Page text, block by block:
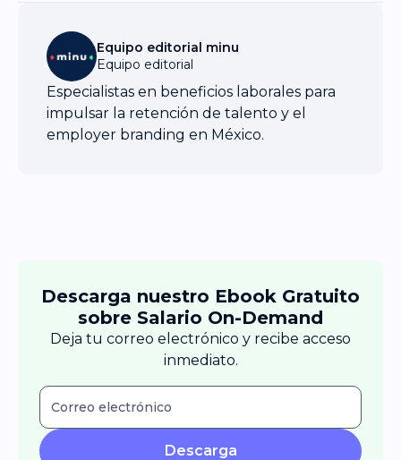
Equipo editorial minu
Equipo editorial
Especialistas en beneficios laborales para
impulsar la retención de talento y el
employer branding en México.
Descarga nuestro Ebook Gratuito
sobre Salario On-Demand
Deja tu correo electrónico y recibe acceso
inmediato.
Descarga